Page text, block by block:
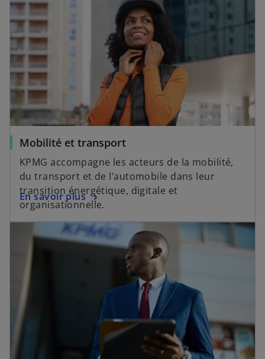
Mobilité et transport
KPMG accompagne les acteurs de la mobilité,
du transport et de l’automobile dans leur
transition énergétique, digitale et
organisationnelle.
En savoir plus